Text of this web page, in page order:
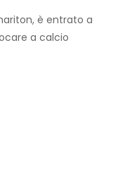
è entrato a
a calcio